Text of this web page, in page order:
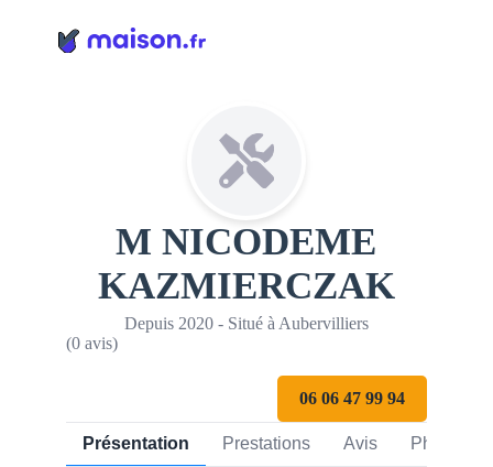
M NICODEME
KAZMIERCZAK
Depuis 2020 - Situé à Aubervilliers
(0 avis)
06 06 47 99 94
Présentation Prestations Avis Photos